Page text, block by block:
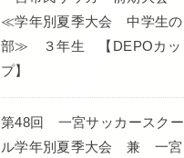
≪学年別夏季大会 中学生の
部≫ ３年生 【DEPOカッ
プ】
第48回 一宮サッカースクー
ル学年別夏季大会 兼 一宮